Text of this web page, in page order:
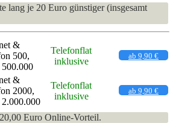
lang je 20 Euro günstiger (insgesamt
&
500,
Telefonflat
inklusive
ab 9,90 €
&
2000,
Telefonflat
inklusive
ab 9,90 €
Euro Online-Vorteil.